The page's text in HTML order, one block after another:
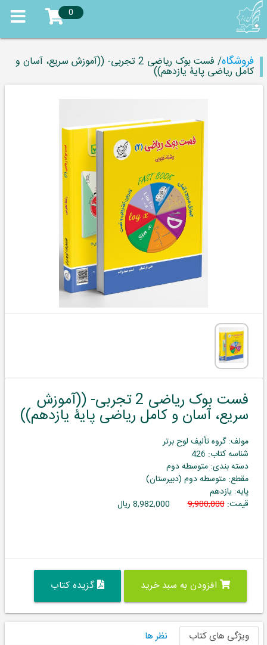
0
فروشگاه / فست بوک ریاضی 2 تجربی- ((آموزش سریع، آسان و
کامل ریاضی پایۀ یازدهم))
فست بوک ریاضی 2 تجربی- ((آموزش
سریع، آسان و کامل ریاضی پایۀ یازدهم))
مولف: گروه تألیف لوح برتر
شناسه کتاب: 426
دسته بندی: متوسطه دوم
مقطع: متوسطه دوم (دبیرستان)
پایه: یازدهم
قیمت:9,980,000 8,982,000 ریال
افزودن به سبد خرید گزیده کتاب
ویژگی های کتاب نظر ها